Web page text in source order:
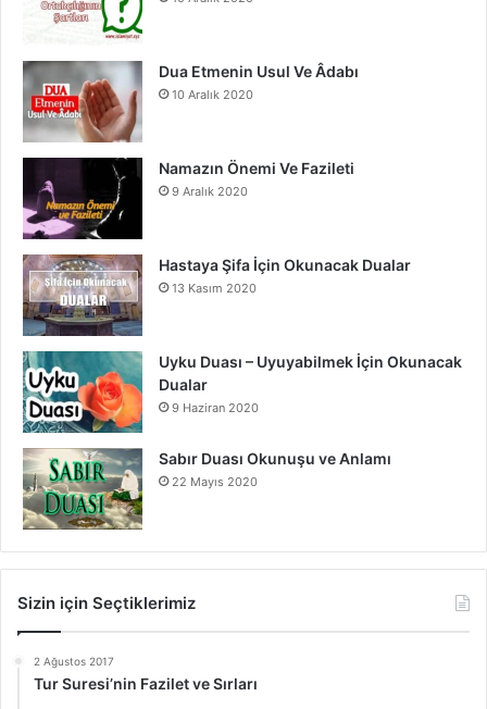
Dua Etmenin Usul Ve Âdabı
10 Aralık 2020
Namazın Önemi Ve Fazileti
9 Aralık 2020
Hastaya Şifa İçin Okunacak Dualar
13 Kasım 2020
Uyku Duası – Uyuyabilmek İçin Okunacak
Dualar
9 Haziran 2020
Sabır Duası Okunuşu ve Anlamı
22 Mayıs 2020
Sizin için Seçtiklerimiz
2 Ağustos 2017
Tur Suresi’nin Fazilet ve Sırları